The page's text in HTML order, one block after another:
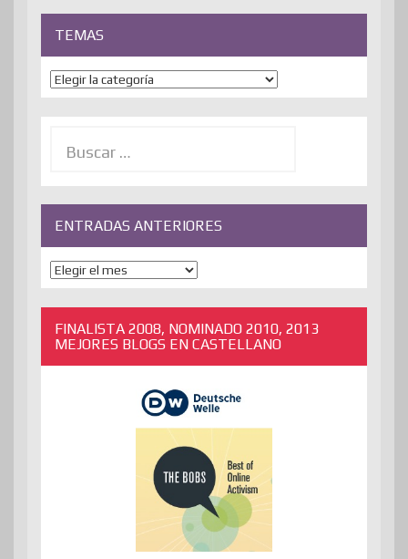
TEMAS
Temas
ENTRADAS ANTERIORES
ENTRADAS
ANTERIORES
FINALISTA 2008, NOMINADO 2010, 2013
MEJORES BLOGS EN CASTELLANO